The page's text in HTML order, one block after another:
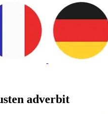
adverbit